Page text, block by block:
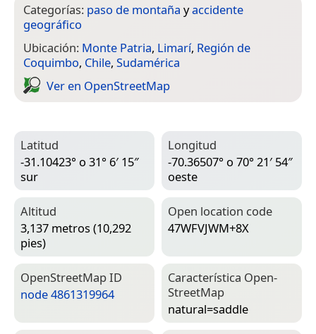
Categorías: paso de montaña yaccidente
geográfico
Ubicación: Monte Patria, Limarí, Región de
Coquimbo, Chile, Sudamérica
Ver en Open­Street­Map
Latitud
-31.10423° o 31° 6′ 15″
sur
Longitud
-70.36507° o 70° 21′ 54″
oeste
Altitud
3,137 metros (10,292
pies)
Open location code
47WFVJWM+8X
Open­Street­Map ID
node 4861319964
Característica Open­
Street­Map
natural=­saddle